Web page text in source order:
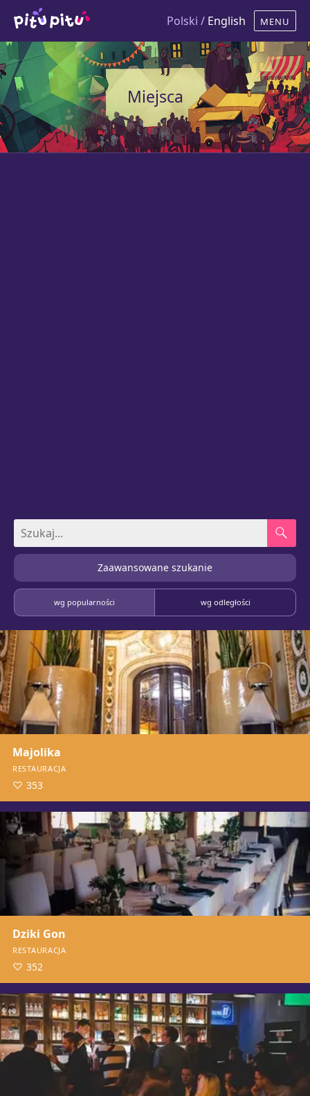
Polski / English
Miejsca
Zaawansowane szukanie
wg popularności wg odległości
Majolika
RESTAURACJA
353
Dziki Gon
RESTAURACJA
352